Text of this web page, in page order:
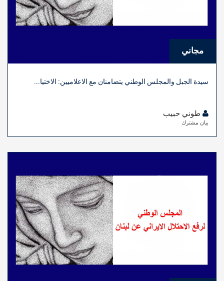
مجاني
سيدة الجبل والمجلس الوطني يتضامنان مع الاعلاميين: الاختيا...
بيان مشترك